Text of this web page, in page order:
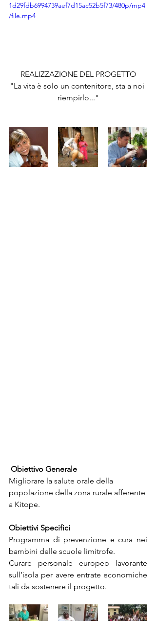
1d29fdb6994739aef7d15ac52b5f73/480p/mp4
/file.mp4
REALIZZAZIONE DEL PROGETTO
"La vita è solo un contenitore, sta a noi
riempirlo..."
Obiettivo Generale
Migliorare la salute orale della
popolazione della zona rurale afferente
a Kitope.
Obiettivi Specifici
Programma di prevenzione e cura nei
bambini delle scuole limitrofe.
Curare personale europeo lavorante
sull’isola per avere entrate economiche
tali da sostenere il progetto.